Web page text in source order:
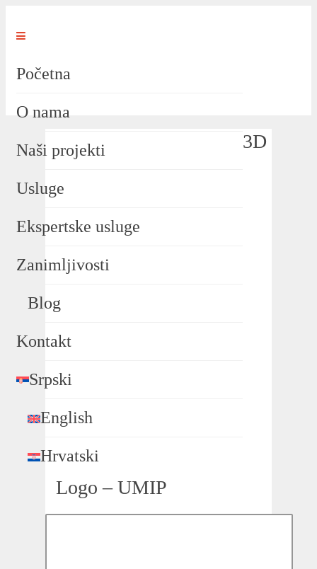
Početna
O nama
Naši projekti
Usluge
Ekspertske usluge
Zanimljivosti
Blog
Kontakt
Srpski
English
Hrvatski
3D
Logo – UMIP